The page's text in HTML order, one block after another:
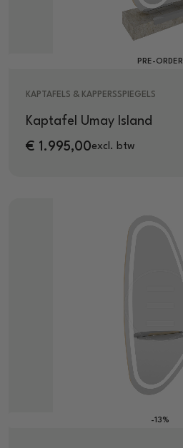
PRE-ORDER
KAPTAFELS & KAPPERSSPIEGELS
Kaptafel Umay Island
€ 1.995,00excl. btw
-13%